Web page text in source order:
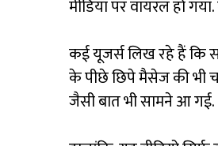
मीडिया पर वायरल हो
कई यूजर्स लिख रहे हैं कि
के पीछे छिपे मैसेज की भी
जैसी बात भी सामने आ गई.